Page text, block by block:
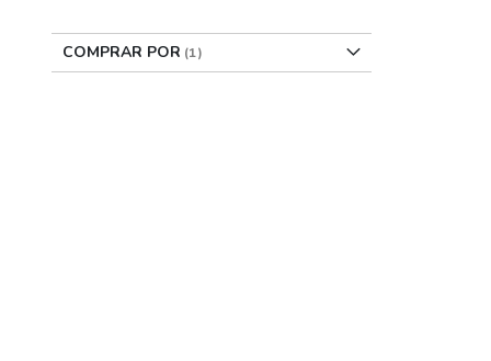
COMPRAR POR